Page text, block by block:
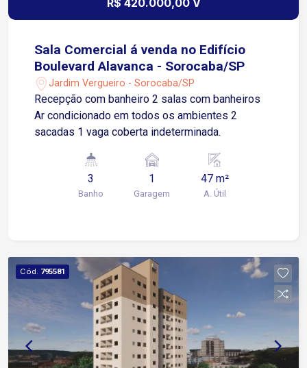
R$ 420.000,00 V
Sala Comercial á venda no Edifício
Boulevard Alavanca - Sorocaba/SP
Jardim Vergueiro - Sorocaba/SP
Recepção com banheiro 2 salas com banheiros
Ar condicionado em todos os ambientes 2
sacadas 1 vaga coberta indeterminada.
3
Banho
1
Garagem
47 m²
A. Útil
Cód. 795581